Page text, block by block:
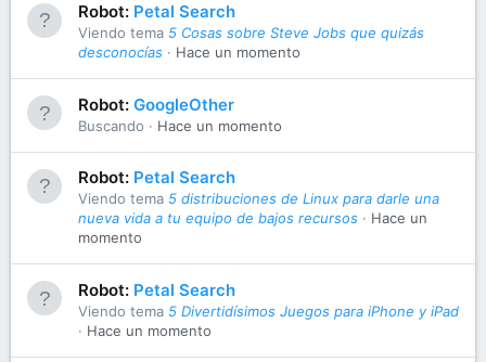
Robot: Petal Search
Viendo tema 5 Cosas sobre Steve Jobs que quizás
desconocías
Hace un momento
Robot: GoogleOther
Buscando Hace un momento
Robot: Petal Search
Viendo tema 5 distribuciones de Linux para darle una
nueva vida a tu equipo de bajos recursos
Hace un
momento
Robot: Petal Search
Viendo tema 5 Divertidísimos Juegos para iPhone y iPad
Hace un momento